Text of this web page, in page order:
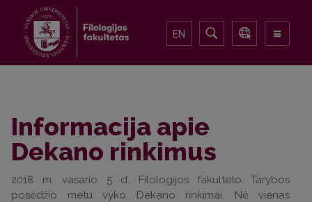
EN
Informacija apie
Dekano rinkimus
2018 m. vasario 5 d. Filologijos fakulteto Tarybos
posėdžio metu vyko Dekano rinkimai. Nė vienas